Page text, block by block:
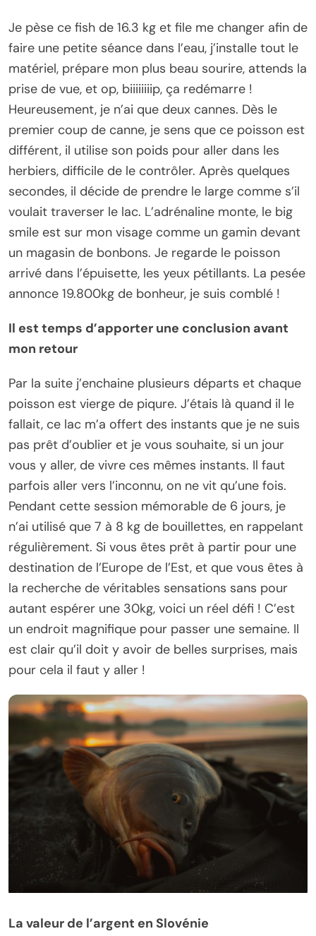
Je pèse ce fish de 16.3 kg et file me changer afin de
faire une petite séance dans l’eau, j’installe tout le
matériel, prépare mon plus beau sourire, attends la
prise de vue, et op, biiiiiiiip, ça redémarre !
Heureusement, je n’ai que deux cannes. Dès le
premier coup de canne, je sens que ce poisson est
différent, il utilise son poids pour aller dans les
herbiers, difficile de le contrôler. Après quelques
secondes, il décide de prendre le large comme s’il
voulait traverser le lac. L’adrénaline monte, le big
smile est sur mon visage comme un gamin devant
un magasin de bonbons. Je regarde le poisson
arrivé dans l’épuisette, les yeux pétillants. La pesée
annonce 19.800kg de bonheur, je suis comblé !
Il est temps d’apporter une conclusion avant
mon retour
Par la suite j’enchaine plusieurs départs et chaque
poisson est vierge de piqure. J’étais là quand il le
fallait, ce lac m’a offert des instants que je ne suis
pas prêt d’oublier et je vous souhaite, si un jour
vous y aller, de vivre ces mêmes instants. Il faut
parfois aller vers l’inconnu, on ne vit qu’une fois.
Pendant cette session mémorable de 6 jours, je
n’ai utilisé que 7 à 8 kg de bouillettes, en rappelant
régulièrement. Si vous êtes prêt à partir pour une
destination de l’Europe de l’Est, et que vous êtes à
la recherche de véritables sensations sans pour
autant espérer une 30kg, voici un réel défi ! C’est
un endroit magnifique pour passer une semaine. Il
est clair qu’il doit y avoir de belles surprises, mais
pour cela il faut y aller !
La valeur de l’argent en Slovénie